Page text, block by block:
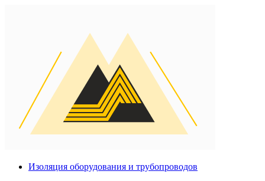
Изоляция оборудования и трубопроводов